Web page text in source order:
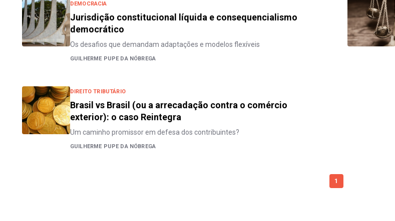
DEMOCRACIA
Jurisdição constitucional líquida e consequencialismo
democrático
Os desafios que demandam adaptações e modelos flexíveis
GUILHERME PUPE DA NÓBREGA
DIREITO TRIBUTÁRIO
Brasil vs Brasil (ou a arrecadação contra o comércio
exterior): o caso Reintegra
Um caminho promissor em defesa dos contribuintes?
GUILHERME PUPE DA NÓBREGA
1